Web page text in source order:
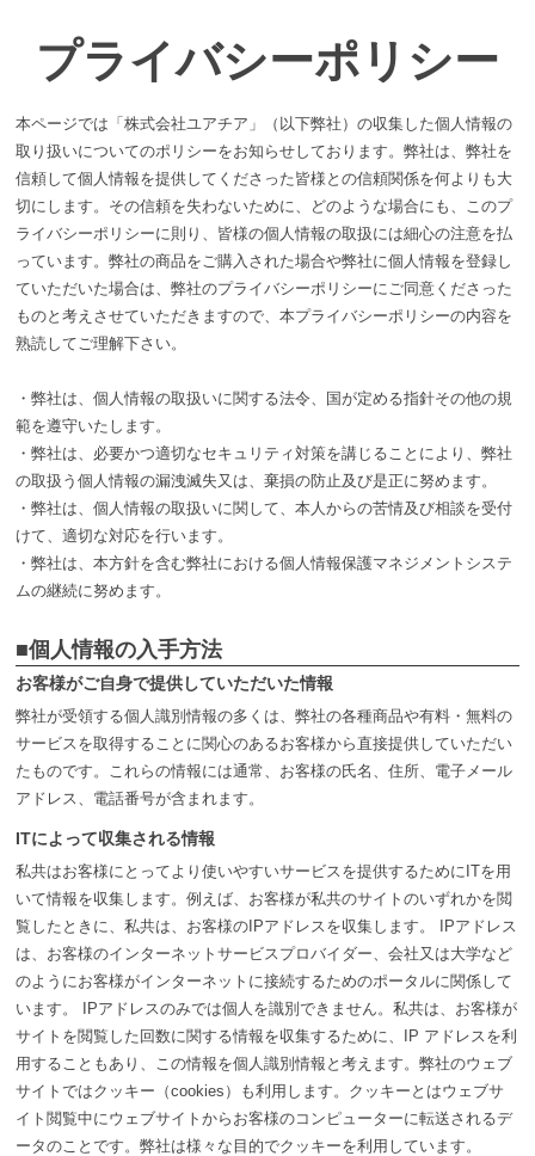
プライバシーポリシー
本ページでは「株式会社ユアチア」（以下弊社）の収集した個人情報の
取り扱いについてのポリシーをお知らせしております。弊社は、弊社を
信頼して個人情報を提供してくださった皆様との信頼関係を何よりも大
切にします。その信頼を失わないために、どのような場合にも、このプ
ライバシーポリシーに則り、皆様の個人情報の取扱には細心の注意を払
っています。弊社の商品をご購入された場合や弊社に個人情報を登録し
ていただいた場合は、弊社のプライバシーポリシーにご同意くださった
ものと考えさせていただきますので、本プライバシーポリシーの内容を
熟読してご理解下さい。
・弊社は、個人情報の取扱いに関する法令、国が定める指針その他の規
範を遵守いたします。
・弊社は、必要かつ適切なセキュリティ対策を講じることにより、弊社
の取扱う個人情報の漏洩滅失又は、棄損の防止及び是正に努めます。
・弊社は、個人情報の取扱いに関して、本人からの苦情及び相談を受付
けて、適切な対応を行います。
・弊社は、本方針を含む弊社における個人情報保護マネジメントシステ
ムの継続に努めます。
■個人情報の入手方法
お客様がご自身で提供していただいた情報
弊社が受領する個人識別情報の多くは、弊社の各種商品や有料・無料の
サービスを取得することに関心のあるお客様から直接提供していただい
たものです。これらの情報には通常、お客様の氏名、住所、電子メール
アドレス、電話番号が含まれます。
ITによって収集される情報
私共はお客様にとってより使いやすいサービスを提供するためにITを用
いて情報を収集します。例えば、お客様が私共のサイトのいずれかを閲
覧したときに、私共は、お客様のIPアドレスを収集します。 IPアドレス
は、お客様のインターネットサービスプロバイダー、会社又は大学など
のようにお客様がインターネットに接続するためのポータルに関係して
います。 IPアドレスのみでは個人を識別できません。私共は、お客様が
サイトを閲覧した回数に関する情報を収集するために、IP アドレスを利
用することもあり、この情報を個人識別情報と考えます。弊社のウェブ
サイトではクッキー（cookies）も利用します。クッキーとはウェブサ
イト閲覧中にウェブサイトからお客様のコンピューターに転送されるデ
ータのことです。弊社は様々な目的でクッキーを利用しています。